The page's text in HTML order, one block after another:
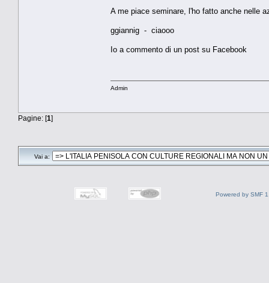
A me piace seminare, l'ho fatto anche nelle
ggiannig - ciaooo
Io a commento di un post su Facebook
Admin
Pagine: [1]
Vai a:
Powered by SMF